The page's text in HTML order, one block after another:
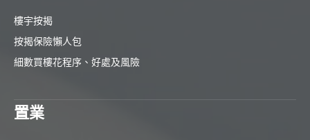
樓宇按揭
按揭保險懶人包
細數買樓花程序、好處及風險
置業